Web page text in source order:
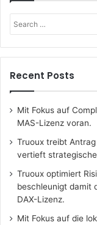
Recent Posts
Mit Fokus auf
MAS-Lizenz voran.
Truoux treibt
vertieft
Truoux optimiert
beschleunigt damit
DAX-Lizenz.
Mit Fokus auf die